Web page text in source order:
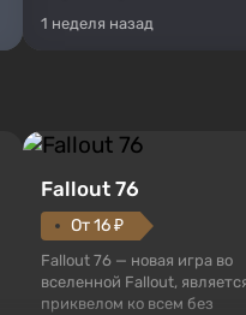
1 неделя назад
Fallout 76
От 16 ₽
Fallout 76 — новая игра во
вселенной Fallout,
приквелом ко всем без